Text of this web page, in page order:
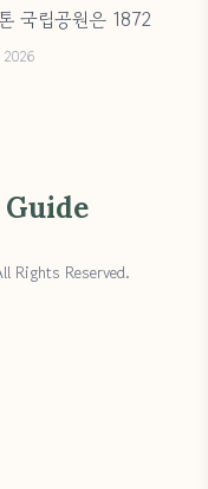
국립공원은 1872
Rights Reserved.